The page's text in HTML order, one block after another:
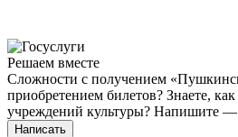
Решаем вместе
Сложности с получением
приобретением билетов? Знаете,
учреждений культуры? Напишите
Написать